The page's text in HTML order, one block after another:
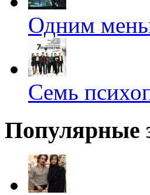
Одним
Семь
Популярные